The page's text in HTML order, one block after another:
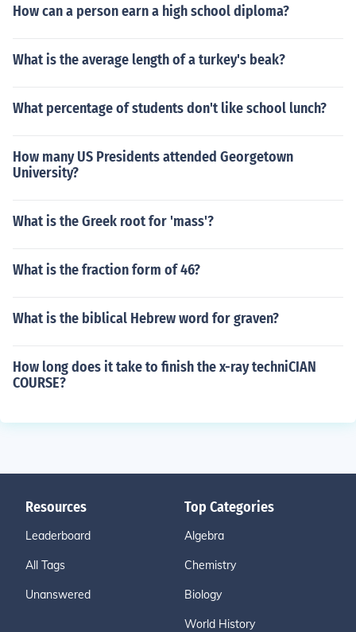
How can a person earn a high school diploma?
What is the average length of a turkey's beak?
What percentage of students don't like school lunch?
How many US Presidents attended Georgetown
University?
What is the Greek root for 'mass'?
What is the fraction form of 46?
What is the biblical Hebrew word for graven?
How long does it take to finish the x-ray techniCIAN
COURSE?
Resources
Leaderboard
All Tags
Unanswered
Top Categories
Algebra
Chemistry
Biology
World History